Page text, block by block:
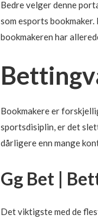
Bedre velger denne
som esports
bookmakeren har
Bookmakere er
sportsdisiplin, er det
dårligere enn mange
Gg Bet |
Det viktigste med de